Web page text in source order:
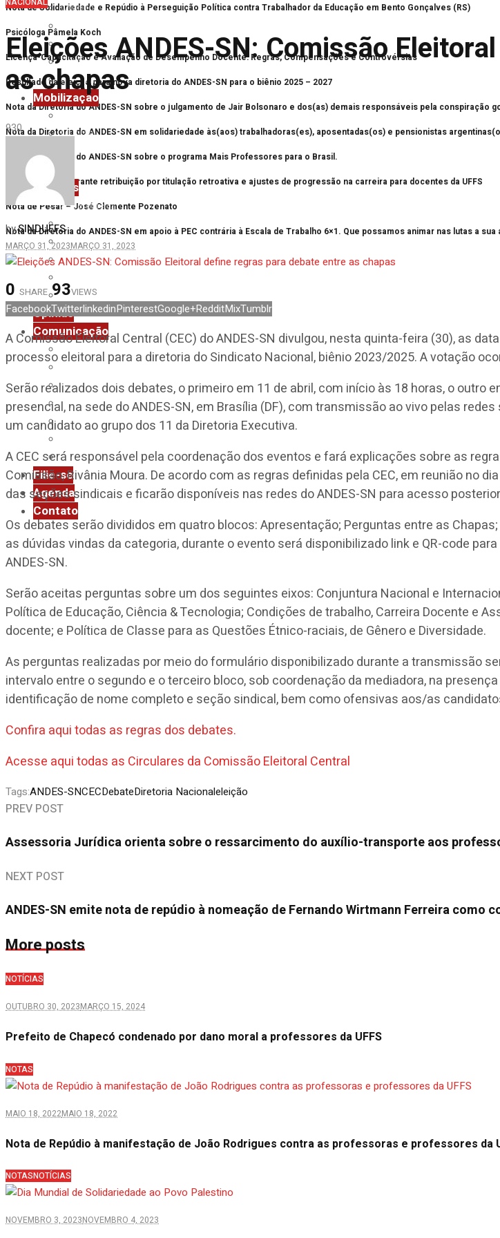
Nota de Solidariedade e Repúdio à Perseguição Política contra Trabalhador da Educação em Bento Gonçalves (RS)
Psicóloga Pâmela Koch
Licença-Capacitação e Avaliação de Desempenho Docente: Regras, Compensações e Controvérsias
Resultado da eleição para nova diretoria do ANDES-SN para o biênio 2025 – 2027
Nota da Diretoria do ANDES-SN sobre o julgamento de Jair Bolsonaro e dos(as) demais responsáveis pela conspiração
Nota da Diretoria do ANDES-SN em solidariedade às(aos) trabalhadoras(es), aposentadas(os) e pensionistas
Nota da Diretoria do ANDES-SN sobre o programa Mais Professores para o Brasil.
Vitória: Justiça garante retribuição por titulação retroativa e ajustes de progressão na carreira para docentes da UFFS
Nota de Pesar – José Clemente Pozenato
Nota da Diretoria do ANDES-SN em apoio à PEC contrária à Escala de Trabalho 6×1. Que possamos animar nas lutas a
Chapecó
Erechim
Laranjeiras do Sul
Passo Fundo
Realeza
Mobilização
Mutirão
Primavera UFFS
Notícias
Assembleias
Eventos
Imprensa
Mobilização
Notas
Opinião
Comunicação
Assessoria de Imprensa
Boletim Diário
Boletim Impresso
Clipping ANDES-SN
InformANDES
Revista Universidade & Sociedade
Filie-se
Agenda
Contato
Eleições ANDES-SN: Comissão
as chapas
930
bySINDUFFS
MARÇO 31, 2023MARÇO 31, 2023
0 SHARE 93VIEWS
FacebookTwitterlinkedinPinterestGoogle+RedditMixTumblr
A Comissão Eleitoral Central (CEC) do ANDES-SN divulgou, nesta quinta-feira (30), as
processo eleitoral para a diretoria do Sindicato Nacional, biênio 2023/2025. A votação
Serão realizados dois debates, o primeiro em 11 de abril, com início às 18 horas, o
presencial, na sede do ANDES-SN, em Brasília (DF), com transmissão ao vivo pelas
um candidato ao grupo dos 11 da Diretoria Executiva.
A CEC será responsável pela coordenação dos eventos e fará explicações sobre as
Comissão, Rivânia Moura. De acordo com as regras definidas pela CEC, em reunião no
das seções sindicais e ficarão disponíveis nas redes do ANDES-SN para acesso
Os debates serão divididos em quatro blocos: Apresentação; Perguntas entre as
as dúvidas vindas da categoria, durante o evento será disponibilizado link e QR-code
ANDES-SN.
Serão aceitas perguntas sobre um dos seguintes eixos: Conjuntura Nacional e
Política de Educação, Ciência & Tecnologia; Condições de trabalho, Carreira Docente e
docente; e Política de Classe para as Questões Étnico-raciais, de Gênero e Diversidade.
As perguntas realizadas por meio do formulário disponibilizado durante a transmissão
intervalo entre o segundo e o terceiro bloco, sob coordenação da mediadora, na
identificação de nome completo e seção sindical, bem como ofensivas aos/as
Confira aqui todas as regras dos debates.
Acesse aqui todas as Circulares da Comissão Eleitoral Central
Tags:ANDES-SNCECDebateDiretoria Nacionaleleição
PREV POST
Assessoria Jurídica orienta sobre o ressarcimento do auxílio-transporte aos
NEXT POST
ANDES-SN emite nota de repúdio à nomeação de Fernando Wirtmann Ferreira como
More posts
NOTÍCIAS
OUTUBRO 30, 2023MARÇO 15, 2024
Prefeito de Chapecó condenado por dano moral a professores da UFFS
NOTAS
MAIO 18, 2022MAIO 18, 2022
Nota de Repúdio à manifestação de João Rodrigues contra as professoras e professores da
NOTASNOTÍCIAS
NOVEMBRO 3, 2023NOVEMBRO 4, 2023